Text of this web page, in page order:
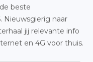
beste
Nieuwsgierig naar
jij relevante info
en 4G voor thuis.